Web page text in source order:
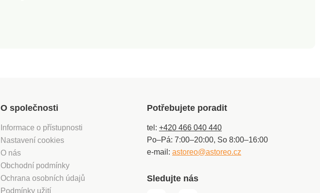
O společnosti
Informace o přístupnosti
Nastavení cookies
O nás
Obchodní podmínky
Ochrana osobních údajů
Podmínky užití
Potřebujete poradit
tel: +420 466 040 440
Po–Pá: 7:00–20:00, So 8:00–16:00
e-mail: astoreo@astoreo.cz
Sledujte nás